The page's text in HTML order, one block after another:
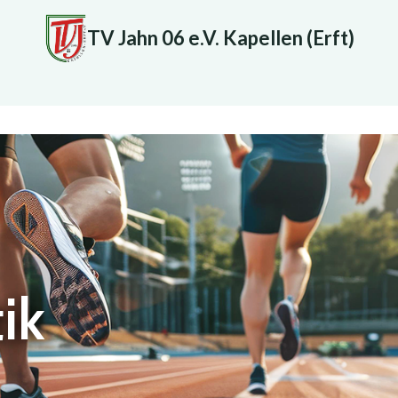
TV Jahn 06 e.V. Kapellen (Erft)